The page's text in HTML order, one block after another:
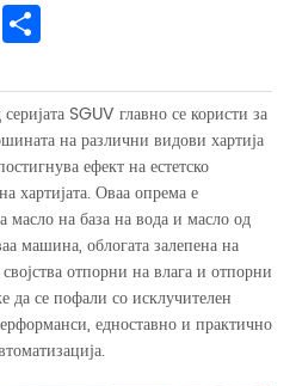
LinkedIn
SGUV главно се користи за
на различни видови хартија
ефект на естетско
хартијата. Оваа опрема е
на база на вода и масло од
машина, облогата залепена на
отпорни на влага и отпорни
се пофали со исклучителен
едноставно и практично